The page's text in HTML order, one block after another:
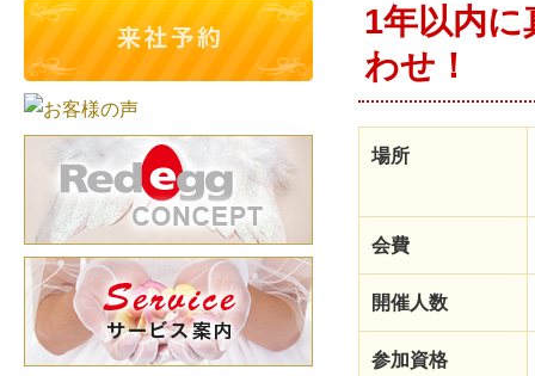
1年以内
わせ！
場所
会費
開催人数
参加資格